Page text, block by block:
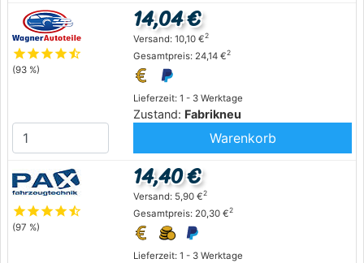
starstarstarstarstar_half
(93 %)
Lieferzeit: 1 - 3 Werktage
Zustand: Fabrikneu
14,04 €
Versand: 10,10 €2
Gesamtpreis: 24,14 €2
Warenkorb
starstarstarstarstar_half
(97 %)
Lieferzeit: 1 - 3 Werktage
14,40 €
Versand: 5,90 €2
Gesamtpreis: 20,30 €2